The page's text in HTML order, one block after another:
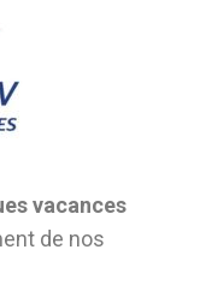
vacances
de nos